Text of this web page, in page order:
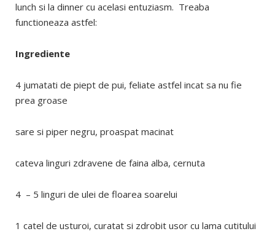
lunch si la dinner cu acelasi entuziasm. Treaba
functioneaza astfel:
Ingrediente
4 jumatati de piept de pui, feliate astfel incat sa nu fie
prea groase
sare si piper negru, proaspat macinat
cateva linguri zdravene de faina alba, cernuta
4 – 5 linguri de ulei de floarea soarelui
1 catel de usturoi, curatat si zdrobit usor cu lama cutitului